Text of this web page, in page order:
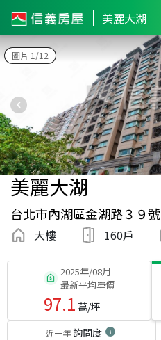
美麗大湖
圖片 1/12
美麗大湖
台北市內湖區金湖路３９號
大樓 160戶
2025年/08月
最新平均單價
97.1 萬/坪
近一年詢問度